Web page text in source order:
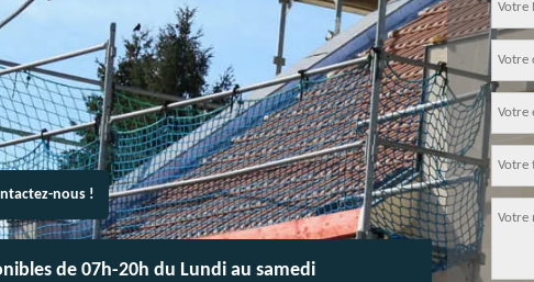
nous !
de 07h-20h du Lundi au samedi